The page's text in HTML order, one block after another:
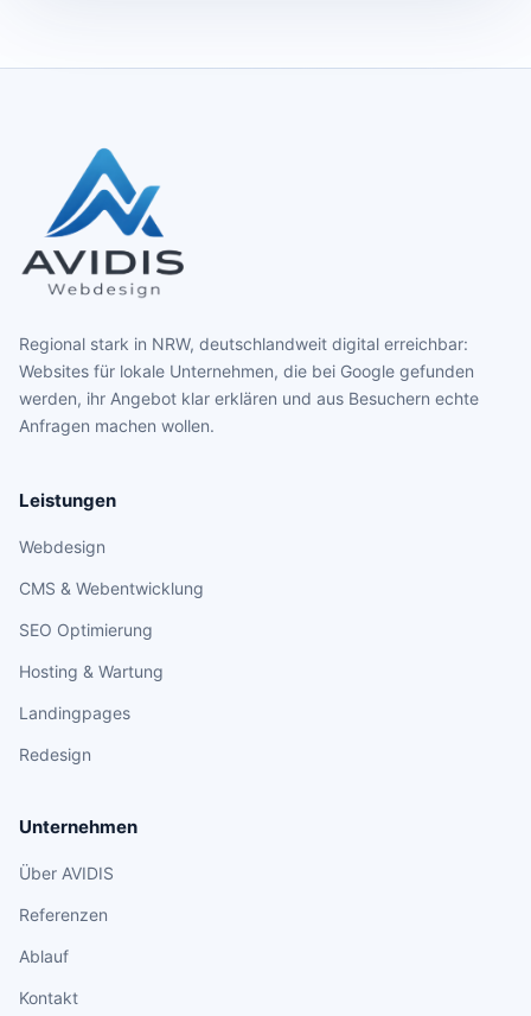
Regional stark in NRW, deutschlandweit digital erreichbar:
Websites für lokale Unternehmen, die bei Google gefunden
werden, ihr Angebot klar erklären und aus Besuchern echte
Anfragen machen wollen.
Leistungen
Webdesign
CMS & Webentwicklung
SEO Optimierung
Hosting & Wartung
Landingpages
Redesign
Unternehmen
Über AVIDIS
Referenzen
Ablauf
Kontakt